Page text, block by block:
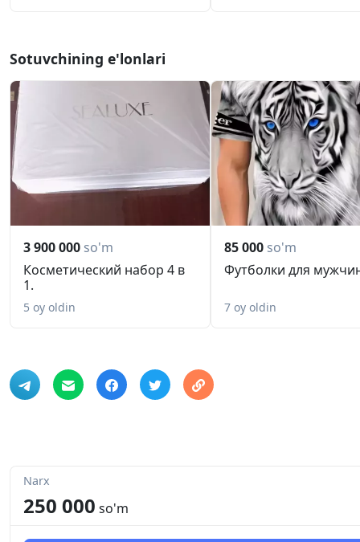
Sotuvchining e'lonlari
3 900 000 so'm
Косметический набор 4 в
1.
5 oy oldin
85 000 so'm
Футболки для
7 oy oldin
Narx
250 000 so'm